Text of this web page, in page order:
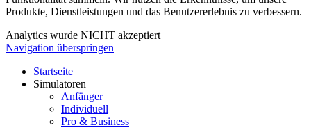
Produkte, Dienstleistungen und das Benutzererlebnis zu verbessern.
Analytics wurde NICHT akzeptiert
Navigation überspringen
Startseite
Simulatoren
Anfänger
Individuell
Pro & Business